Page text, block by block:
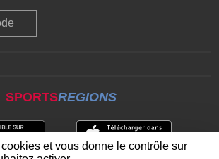
SPORTSREGIONS
et vous donne le contrôle sur